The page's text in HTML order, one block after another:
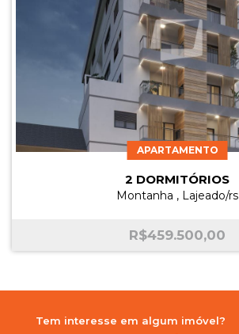
APARTAMENTO
2 DORMITÓRIOS
Montanha , Lajeado/rs
R$459.500,00
Tem interesse em algum imóvel?